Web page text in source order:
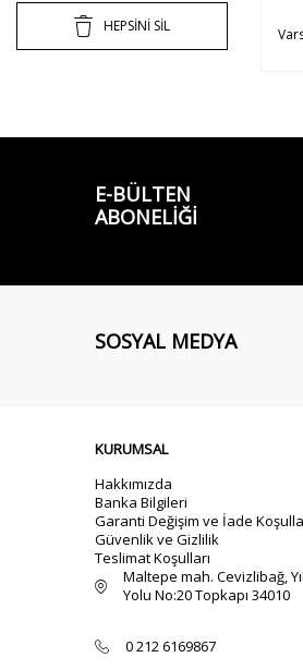
HEPSİNİ SİL
E-BÜLTEN
ABONELIĞI
SOSYAL MEDYA
KURUMSAL
Hakkımızda
Banka Bilgileri
Garanti Değişim ve İade
Güvenlik ve Gizlilik
Teslimat Koşulları
Maltepe mah. Cevizlibağ,
Yolu No:20 Topkapı 34010
0 212 6169867